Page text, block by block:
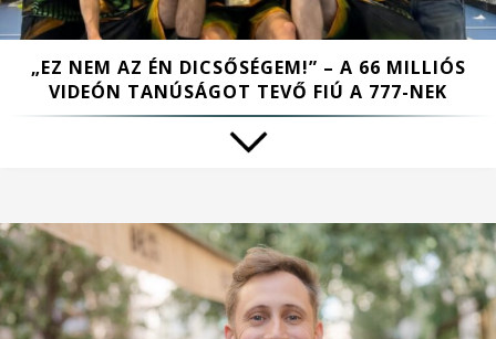
„EZ NEM AZ ÉN DICSŐSÉGEM!” – A 66 MILLIÓS
VIDEÓN TANÚSÁGOT TEVŐ FIÚ A 777-NEK